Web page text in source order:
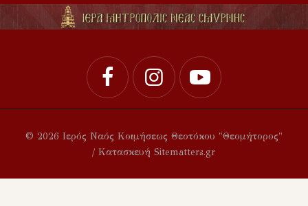
© 2026 Ιερός Ναός Κοιμήσεως Θεοτόκου "Θεομήτορος"
/ Κατασκευή Sitematters.gr